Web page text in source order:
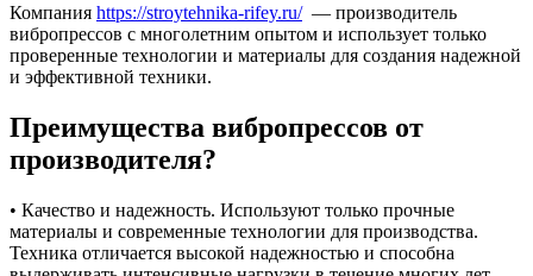
Компания https://stroytehnika-rifey.ru/— производитель
вибропрессов с многолетним опытом и использует только
проверенные технологии и материалы для создания надежной
и эффективной техники.
Преимущества вибропрессов от
производителя?
• Качество и надежность. Используют только прочные
материалы и современные технологии для производства.
Техника отличается высокой надежностью и способна